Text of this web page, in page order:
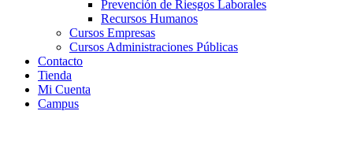
Prevención de Riesgos Laborales
Recursos Humanos
Cursos Empresas
Cursos Administraciones Públicas
Contacto
Tienda
Mi Cuenta
Campus